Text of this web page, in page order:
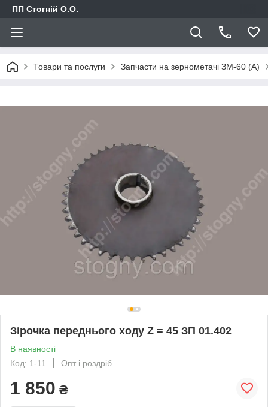
ПП Стогній О.О.
Товари та послуги Запчасти на зернометачі ЗМ-60 (А)
Зірочка переднього ходу Z = 45 ЗП 01.402
В наявності
Код: 1-11
Опт і роздріб
1 850 ₴